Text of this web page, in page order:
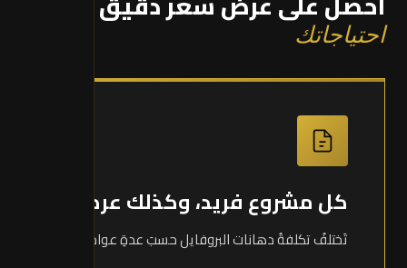
احتياجاتك
كل مشروع فريد، وكذلك عرضه
تَختلفُ تكلفةُ دهانات البروفايل حسبَ عدةِ عوامل: